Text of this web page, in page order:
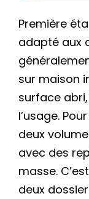
Première
adapté aux
sur maison
surface
l’usage.
deux
avec des
masse.
deux